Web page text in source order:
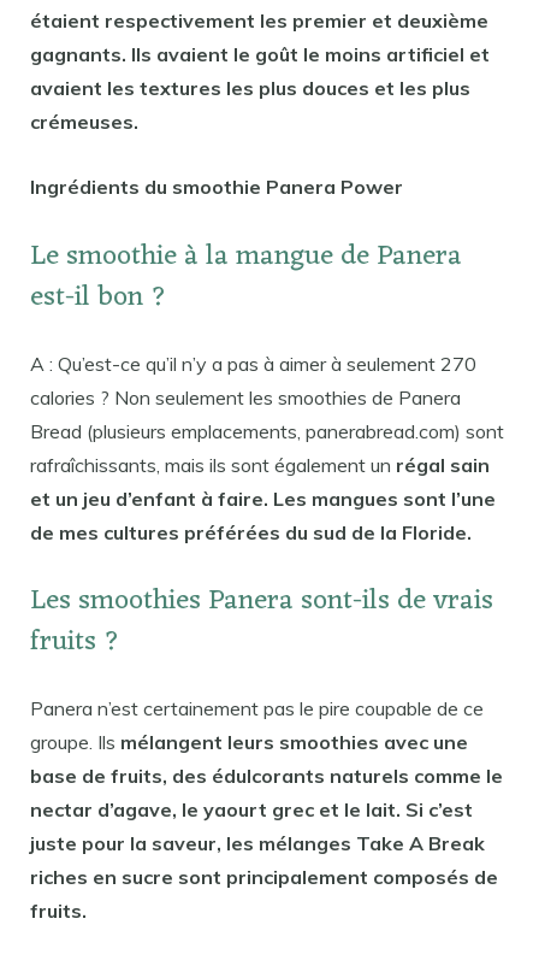
étaient respectivement les premier et deuxième
gagnants. Ils avaient le goût le moins artificiel et
avaient les textures les plus douces et les plus
crémeuses.
Ingrédients du smoothie Panera Power
Le smoothie à la mangue de Panera
est-il bon ?
A : Qu’est-ce qu’il n’y a pas à aimer à seulement 270
calories ? Non seulement les smoothies de Panera
Bread (plusieurs emplacements, panerabread.com) sont
rafraîchissants, mais ils sont également un régal sain
et un jeu d’enfant à faire. Les mangues sont l’une
de mes cultures préférées du sud de la Floride.
Les smoothies Panera sont-ils de vrais
fruits ?
Panera n’est certainement pas le pire coupable de ce
groupe. Ils mélangent leurs smoothies avec une
base de fruits, des édulcorants naturels comme le
nectar d’agave, le yaourt grec et le lait. Si c’est
juste pour la saveur, les mélanges Take A Break
riches en sucre sont principalement composés de
fruits.